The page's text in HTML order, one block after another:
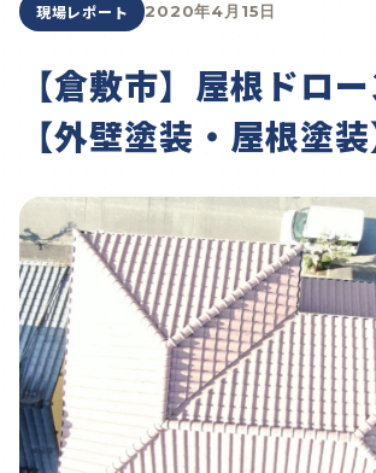
現場レポート 2020年4月15日
【倉敷市】屋根ドロ
【外壁塗装・屋根塗装